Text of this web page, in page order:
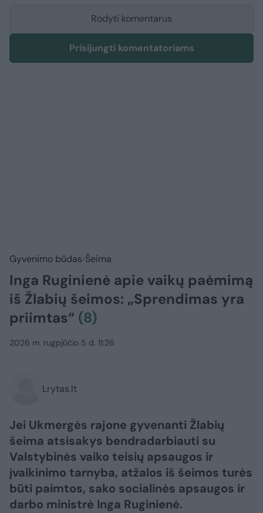
Rodyti komentarus
Prisijungti komentatoriams
Gyvenimo būdas Šeima
Inga Ruginienė apie vaikų paėmimą
iš Žlabių šeimos: „Sprendimas yra
priimtas“ (8)
2026 m. rugpjūčio 5 d. 11:26
Lrytas.lt
Jei Ukmergės rajone gyvenanti Žlabių
šeima atsisakys bendradarbiauti su
Valstybinės vaiko teisių apsaugos ir
įvaikinimo tarnyba, atžalos iš šeimos turės
būti paimtos, sako socialinės apsaugos ir
darbo ministrė Inga Ruginienė.